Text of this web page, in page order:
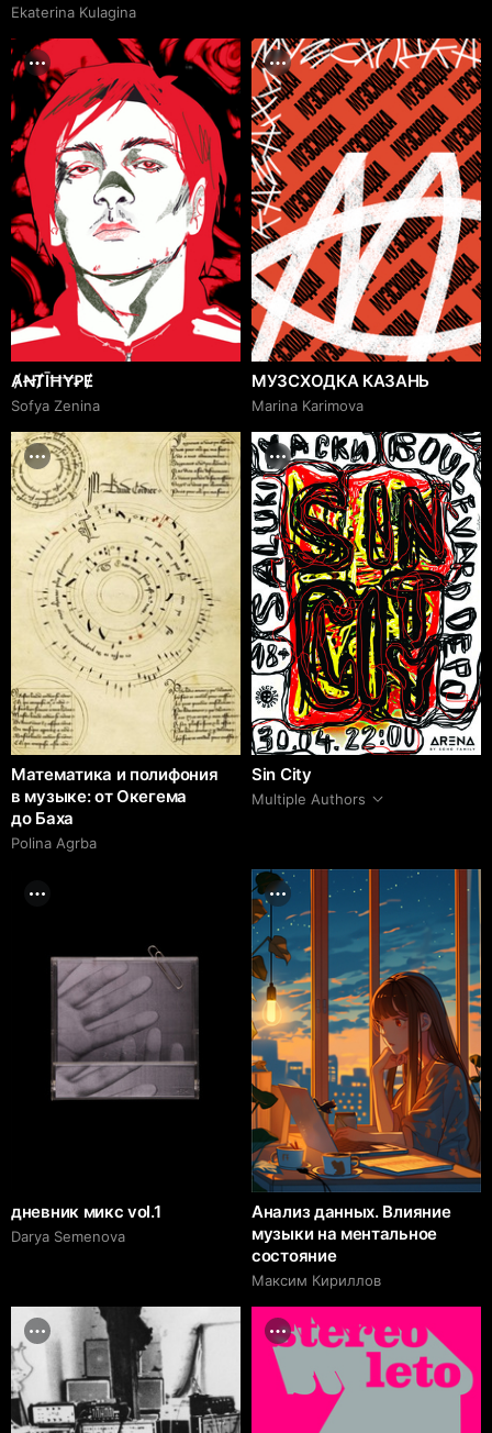
Ekaterina Kulagina
ȺꞤȾĪĦɎꝐɆ
Sofya Zenina
МУЗСХОДКА КАЗАНЬ
Marina Karimova
Математика и полифония
в музыке: от Окегема
до Баха
Polina Agrba
Sin City
Multiple Authors
дневник микс vol.1
Darya Semenova
Анализ данных. Влияние
музыки на ментальное
состояние
Максим Кириллов